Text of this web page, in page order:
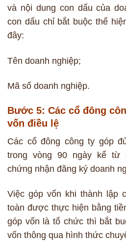
và nội dung con dấu của
con dấu chỉ bắt buộc thể
đây:
Tên doanh nghiệp;
Mã số doanh nghiệp.
Bước 5: Các cổ đông
vốn điều lệ
Các cổ đông công ty góp
trong vòng 90 ngày kể từ
chứng nhận đăng ký doanh
Việc góp vốn khi thành lập
toàn được thực hiện bằng
góp vốn là tổ chức thì bắt
vốn thông qua hình thức